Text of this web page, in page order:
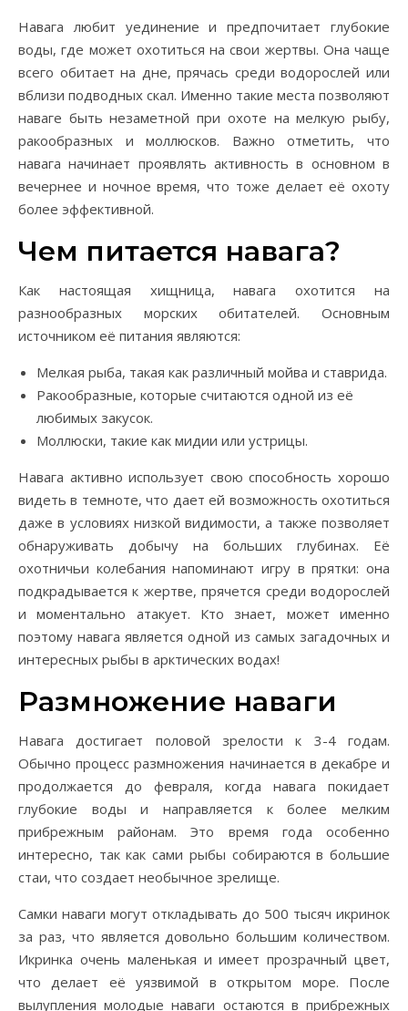
Навага любит уединение и предпочитает глубокие
воды, где может охотиться на свои жертвы. Она чаще
всего обитает на дне, прячась среди водорослей или
вблизи подводных скал. Именно такие места позволяют
наваге быть незаметной при охоте на мелкую рыбу,
ракообразных и моллюсков. Важно отметить, что
навага начинает проявлять активность в основном в
вечернее и ночное время, что тоже делает её охоту
более эффективной.
Чем питается навага?
Как настоящая хищница, навага охотится на
разнообразных морских обитателей. Основным
источником её питания являются:
Мелкая рыба, такая как различный мойва и ставрида.
Ракообразные, которые считаются одной из её
любимых закусок.
Моллюски, такие как мидии или устрицы.
Навага активно использует свою способность хорошо
видеть в темноте, что дает ей возможность охотиться
даже в условиях низкой видимости, а также позволяет
обнаруживать добычу на больших глубинах. Её
охотничьи колебания напоминают игру в прятки: она
подкрадывается к жертве, прячется среди водорослей
и моментально атакует. Кто знает, может именно
поэтому навага является одной из самых загадочных и
интересных рыбы в арктических водах!
Размножение наваги
Навага достигает половой зрелости к 3-4 годам.
Обычно процесс размножения начинается в декабре и
продолжается до февраля, когда навага покидает
глубокие воды и направляется к более мелким
прибрежным районам. Это время года особенно
интересно, так как сами рыбы собираются в большие
стаи, что создает необычное зрелище.
Самки наваги могут откладывать до 500 тысяч икринок
за раз, что является довольно большим количеством.
Икринка очень маленькая и имеет прозрачный цвет,
что делает её уязвимой в открытом море. После
вылупления молодые наваги остаются в прибрежных